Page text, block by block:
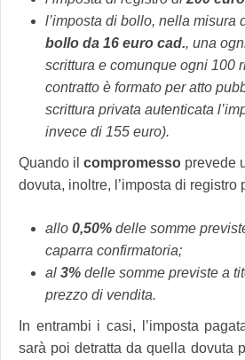
l’imposta di bollo, nella misura
bollo da 16 euro cad., una
scrittura e comunque ogni 100
contratto è formato per atto
scrittura privata autenticata
invece di 155 euro).
Quando il compromesso prevede
dovuta, inoltre, l’imposta di registro
allo 0,50% delle somme
caparra confirmatoria;
al 3% delle somme previste a
prezzo di vendita.
In entrambi i casi, l’imposta
sarà poi detratta da quella dovuta